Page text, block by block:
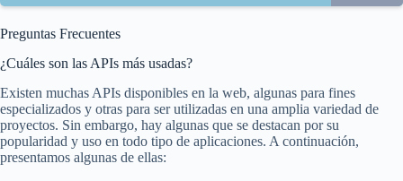
Preguntas Frecuentes
¿Cuáles son las APIs más usadas?
Existen muchas APIs disponibles en la web, algunas para fines
especializados y otras para ser utilizadas en una amplia variedad de
proyectos. Sin embargo, hay algunas que se destacan por su
popularidad y uso en todo tipo de aplicaciones. A continuación,
presentamos algunas de ellas: